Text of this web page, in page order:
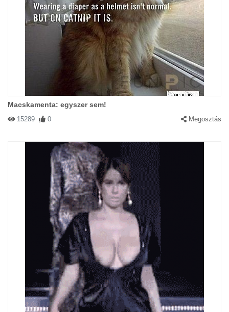
Macskamenta: egyszer sem!
15289 0 Megosztás